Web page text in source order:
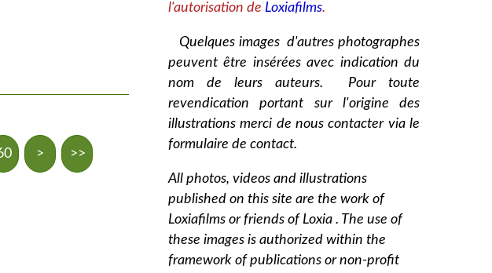
> >>
l'autorisation de Loxiafilms.
Quelques images d'autres photographes
peuvent être insérées avec indication du
nom de leurs auteurs. Pour toute
revendication portant sur l'origine des
illustrations merci de nous contacter via le
formulaire de contact.
All photos, videos and illustrations
published on this site are the work of
Loxiafilms or friends of Loxia . The use of
these images is authorized within the
framework of publications or non-profit